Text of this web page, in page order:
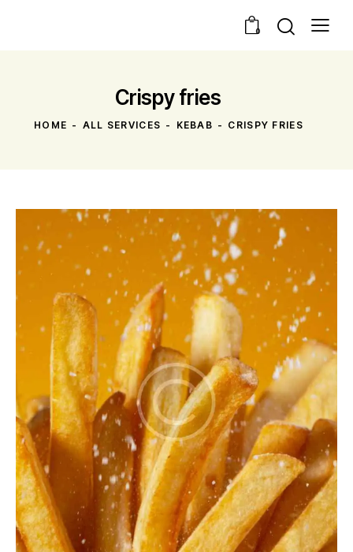
0
Crispy fries
HOME ALL SERVICES KEBAB CRISPY FRIES